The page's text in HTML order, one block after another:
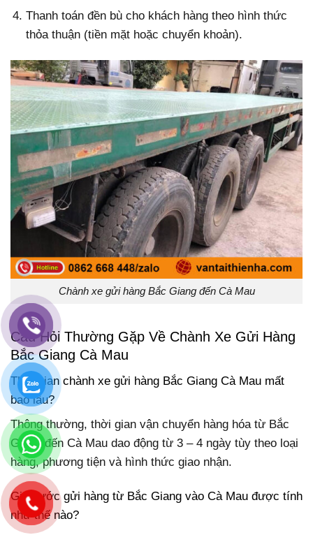
Thanh toán đền bù cho khách hàng theo hình thức
thỏa thuận (tiền mặt hoặc chuyển khoản).
Chành xe gửi hàng Bắc Giang đến Cà Mau
Câu Hỏi Thường Gặp Về Chành Xe Gửi Hàng
Bắc Giang Cà Mau
Thời gian chành xe gửi hàng Bắc Giang Cà Mau mất
bao lâu?
Thông thường, thời gian vận chuyển hàng hóa từ Bắc
Giang đến Cà Mau dao động từ 3 – 4 ngày tùy theo loại
hàng, phương tiện và hình thức giao nhận.
Giá cước gửi hàng từ Bắc Giang vào Cà Mau được tính
như thế nào?